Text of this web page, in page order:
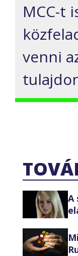
MCC-t
venni
A